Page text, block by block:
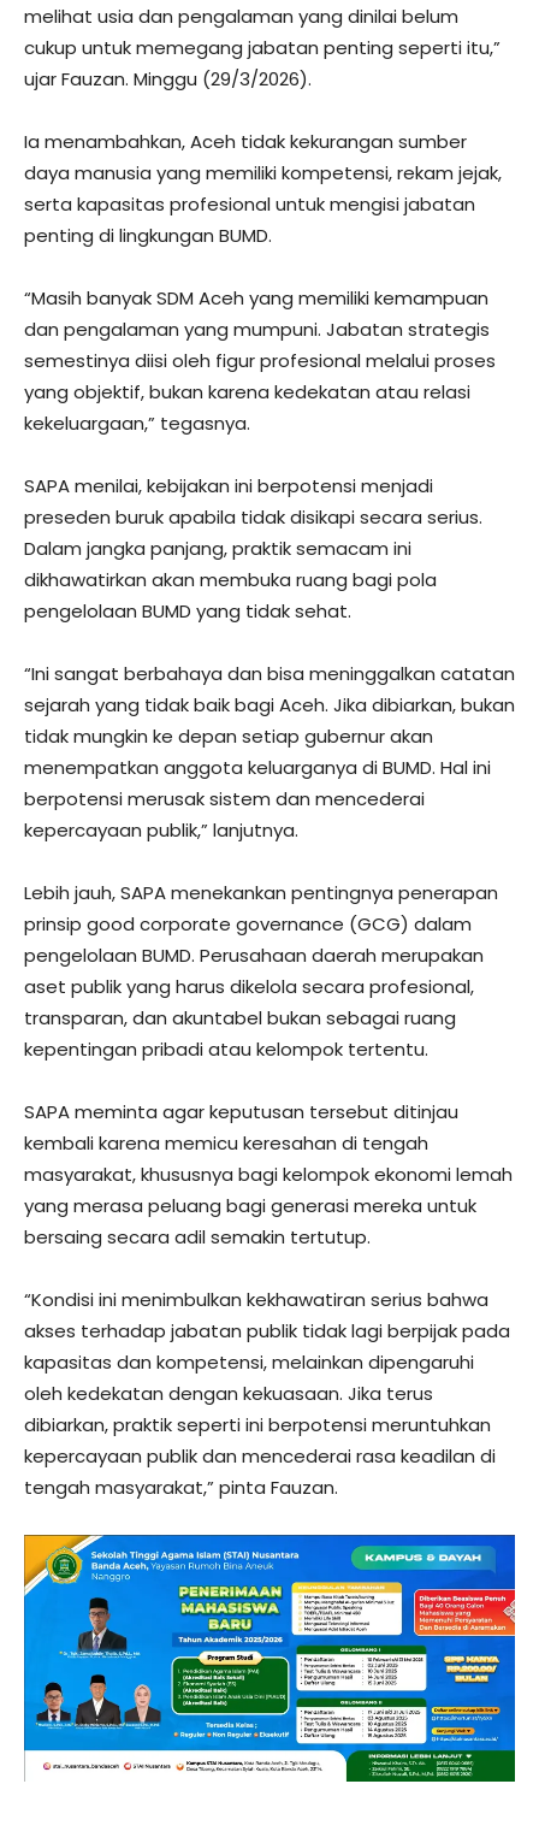
melihat usia dan pengalaman yang dinilai belum
cukup untuk memegang jabatan penting seperti itu,”
ujar Fauzan. Minggu (29/3/2026).
Ia menambahkan, Aceh tidak kekurangan sumber
daya manusia yang memiliki kompetensi, rekam jejak,
serta kapasitas profesional untuk mengisi jabatan
penting di lingkungan BUMD.
“Masih banyak SDM Aceh yang memiliki kemampuan
dan pengalaman yang mumpuni. Jabatan strategis
semestinya diisi oleh figur profesional melalui proses
yang objektif, bukan karena kedekatan atau relasi
kekeluargaan,” tegasnya.
SAPA menilai, kebijakan ini berpotensi menjadi
preseden buruk apabila tidak disikapi secara serius.
Dalam jangka panjang, praktik semacam ini
dikhawatirkan akan membuka ruang bagi pola
pengelolaan BUMD yang tidak sehat.
“Ini sangat berbahaya dan bisa meninggalkan catatan
sejarah yang tidak baik bagi Aceh. Jika dibiarkan, bukan
tidak mungkin ke depan setiap gubernur akan
menempatkan anggota keluarganya di BUMD. Hal ini
berpotensi merusak sistem dan mencederai
kepercayaan publik,” lanjutnya.
Lebih jauh, SAPA menekankan pentingnya penerapan
prinsip good corporate governance (GCG) dalam
pengelolaan BUMD. Perusahaan daerah merupakan
aset publik yang harus dikelola secara profesional,
transparan, dan akuntabel bukan sebagai ruang
kepentingan pribadi atau kelompok tertentu.
SAPA meminta agar keputusan tersebut ditinjau
kembali karena memicu keresahan di tengah
masyarakat, khususnya bagi kelompok ekonomi lemah
yang merasa peluang bagi generasi mereka untuk
bersaing secara adil semakin tertutup.
“Kondisi ini menimbulkan kekhawatiran serius bahwa
akses terhadap jabatan publik tidak lagi berpijak pada
kapasitas dan kompetensi, melainkan dipengaruhi
oleh kedekatan dengan kekuasaan. Jika terus
dibiarkan, praktik seperti ini berpotensi meruntuhkan
kepercayaan publik dan mencederai rasa keadilan di
tengah masyarakat,” pinta Fauzan.